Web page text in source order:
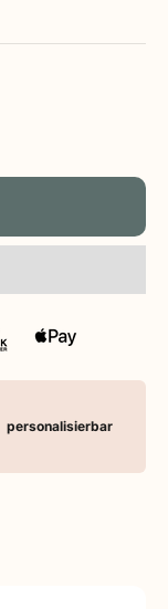
personalisierbar